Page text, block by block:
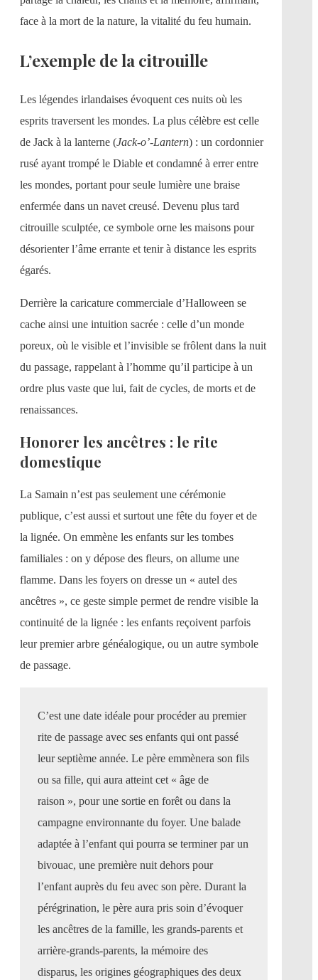
face à la mort de la nature, la vitalité du feu humain.
L’exemple de la citrouille
Les légendes irlandaises évoquent ces nuits où les
esprits traversent les mondes. La plus célèbre est celle
de Jack à la lanterne (Jack-o’-Lantern) : un cordonnier
rusé ayant trompé le Diable et condamné à errer entre
les mondes, portant pour seule lumière une braise
enfermée dans un navet creusé. Devenu plus tard
citrouille sculptée, ce symbole orne les maisons pour
désorienter l’âme errante et tenir à distance les esprits
égarés.
Derrière la caricature commerciale d’Halloween se
cache ainsi une intuition sacrée : celle d’un monde
poreux, où le visible et l’invisible se frôlent dans la nuit
du passage, rappelant à l’homme qu’il participe à un
ordre plus vaste que lui, fait de cycles, de morts et de
renaissances.
Honorer les ancêtres : le rite
domestique
La Samain n’est pas seulement une cérémonie
publique, c’est aussi et surtout une fête du foyer et de
la lignée. On emmène les enfants sur les tombes
familiales : on y dépose des fleurs, on allume une
flamme. Dans les foyers on dresse un « autel des
ancêtres », ce geste simple permet de rendre visible la
continuité de la lignée : les enfants reçoivent parfois
leur premier arbre généalogique, ou un autre symbole
de passage.
C’est une date idéale pour procéder au premier
rite de passage avec ses enfants qui ont passé
leur septième année. Le père emmènera son fils
ou sa fille, qui aura atteint cet « âge de
raison », pour une sortie en forêt ou dans la
campagne environnante du foyer. Une balade
adaptée à l’enfant qui pourra se terminer par un
bivouac, une première nuit dehors pour
l’enfant auprès du feu avec son père. Durant la
pérégrination, le père aura pris soin d’évoquer
les ancêtres de la famille, les grands-parents et
arrière-grands-parents, la mémoire des
disparus, les origines géographiques des deux